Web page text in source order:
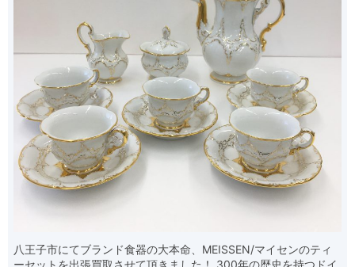
八王子市にてブランド食器の大本命、MEISSEN/マイセンのティ
ーセットを出張買取させて頂きました！ 300年の歴史を持つドイ